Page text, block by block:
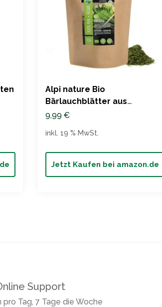
Alpi nature Bio
Bärlauchblätter aus
kontrolliertem Anbau (125g)
9,99 €
Jetzt Kaufen bei amazon.de
inkl. 19 % MwSt.
Support
pro Tag, 7 Tage die Woche